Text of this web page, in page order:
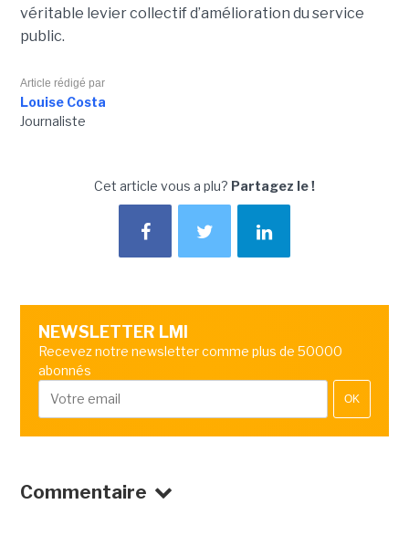
véritable levier collectif d’amélioration du service
public.
Article rédigé par
Louise Costa
Journaliste
Cet article vous a plu? Partagez le !
NEWSLETTER LMI
Recevez notre newsletter comme plus de 50000
abonnés
OK
Commentaire